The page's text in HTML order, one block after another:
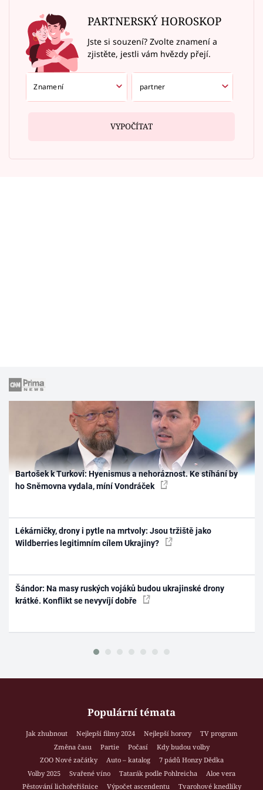
PARTNERSKÝ HOROSKOP
Jste si souzení? Zvolte znamení a
zjistěte, jestli vám hvězdy přejí.
VYPOČÍTAT
Bartošek k Turkovi: Hyenismus a nehoráznost. Ke stíhání by
ho Sněmovna vydala, míní Vondráček
Lékárničky, drony i pytle na mrtvoly: Jsou tržiště jako
Wildberries legitimním cílem Ukrajiny?
Šándor: Na masy ruských vojáků budou ukrajinské drony
krátké. Konflikt se nevyvíjí dobře
Populární témata
Jak zhubnout Nejlepší filmy 2024 Nejlepší horory
TV program
Změna času
Partie Počasí
Kdy budou volby
ZOO Nové začátky
Auto – katalog
7 pádů Honzy Dědka
Volby 2025
Svařené víno Tatarák podle Pohlreicha
Aloe vera
Pěstování lichořeřišnice
Výpočet ascendentu Tvarohové knedlíky